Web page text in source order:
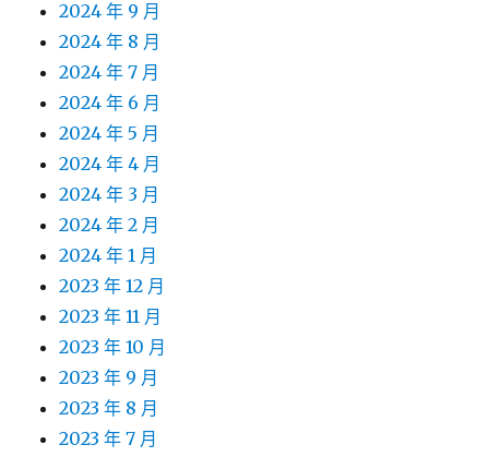
2024 年 9 月
2024 年 8 月
2024 年 7 月
2024 年 6 月
2024 年 5 月
2024 年 4 月
2024 年 3 月
2024 年 2 月
2024 年 1 月
2023 年 12 月
2023 年 11 月
2023 年 10 月
2023 年 9 月
2023 年 8 月
2023 年 7 月